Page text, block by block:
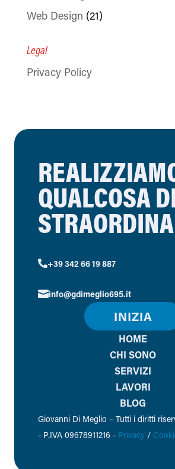
Web Design (21)
Legal
Privacy Policy
QUALCOSA
+39 342 66 19 887
info@gdimeglio695.it
INIZIA
HOME
CHI SONO
SERVIZI
LAVORI
BLOG
Giovanni Di Meglio – Tutti i diritti
- P.IVA 09678911216 - Privacy /